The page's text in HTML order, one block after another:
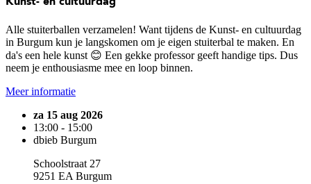
Alle stuiterballen verzamelen! Want tijdens de Kunst- en cultuurdag
in Burgum kun je langskomen om je eigen stuiterbal te maken. En
da's een hele kunst 😊 Een gekke professor geeft handige tips. Dus
neem je enthousiasme mee en loop binnen.
Meer informatie
za 15 aug 2026
13:00 - 15:00
dbieb Burgum
Schoolstraat 27
9251 EA Burgum